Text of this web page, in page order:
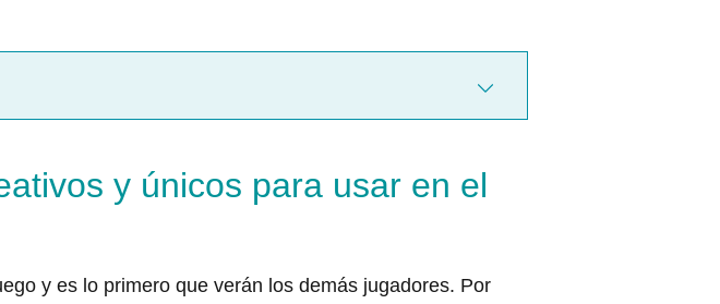
y únicos para usar en el
y es lo primero que verán los demás jugadores. Por